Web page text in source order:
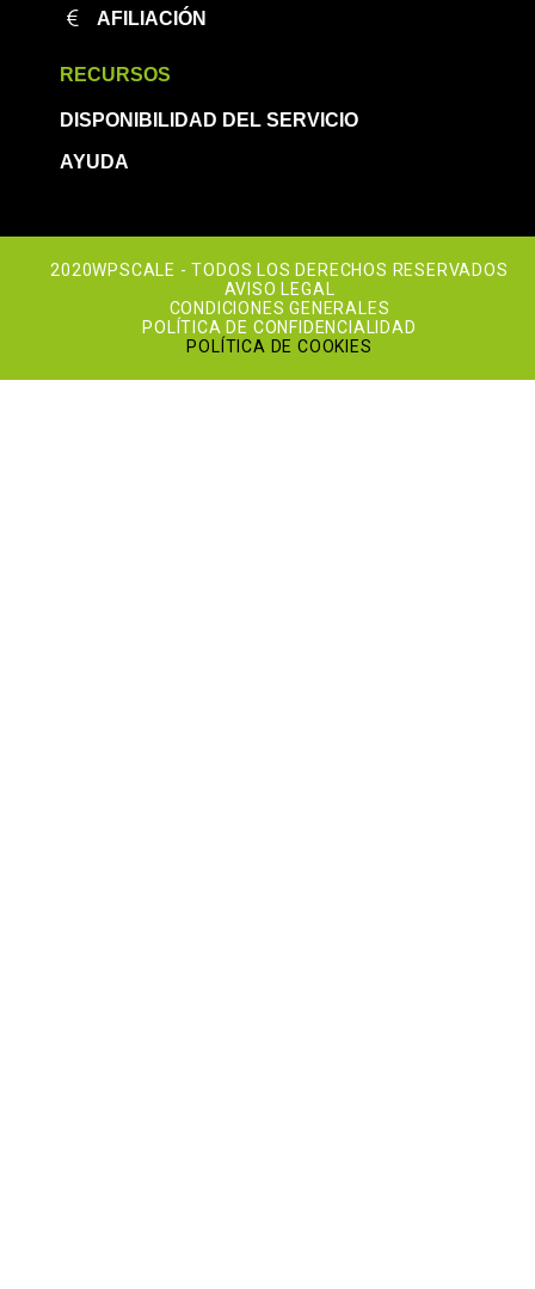
AFILIACIÓN
RECURSOS
DISPONIBILIDAD DEL SERVICIO
AYUDA
2020WPSCALE - TODOS LOS DERECHOS RESERVADOS
AVISO LEGAL
CONDICIONES GENERALES
POLÍTICA DE CONFIDENCIALIDAD
POLÍTICA DE COOKIES